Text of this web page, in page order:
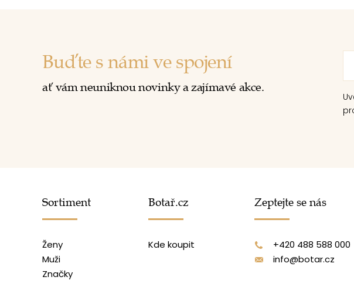
Buďte s námi ve spojení
ať vám neuniknou novinky a zajímavé akce.
Sortiment
Ženy
Muži
Značky
Botař.cz
Kde koupit
Zeptejte se nás
+420 488 588 000
info@botar.cz